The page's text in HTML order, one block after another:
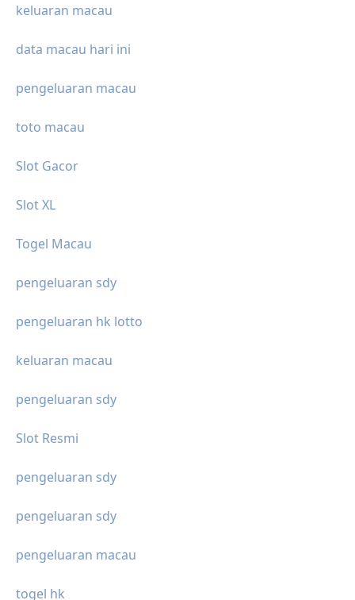
keluaran macau
data macau hari ini
pengeluaran macau
toto macau
Slot Gacor
Slot XL
Togel Macau
pengeluaran sdy
pengeluaran hk lotto
keluaran macau
pengeluaran sdy
Slot Resmi
pengeluaran sdy
pengeluaran sdy
pengeluaran macau
togel hk